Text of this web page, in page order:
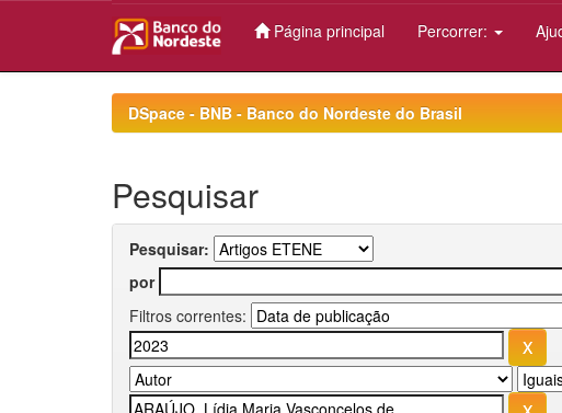
Página principal Percorrer:
DSpace - BNB - Banco do Nordeste do Brasil
Pesquisar
Pesquisar:
por
Filtros correntes: